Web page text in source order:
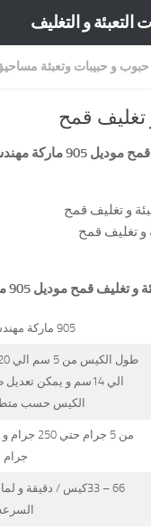
التعبئة و التغليف
حبوب و حبيبات وتعبئة
تغليف قمح
905 ماركة
و تغليف قمح
و تغليف قمح موديل 905 ماركة مهندس منسي
905 ماركة مهندس منسي
الي 14سم و يمكن
الكيس حسب
جرام
66 – 33كيس / دقيقة و